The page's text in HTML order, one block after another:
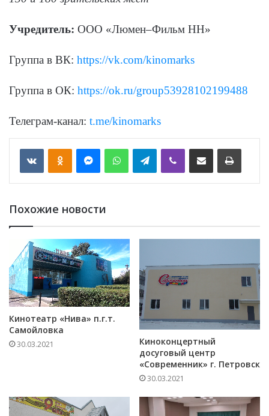
Учредитель: ООО «Люмен–Фильм НН»
Группа в ВК: https://vk.com/kinomarks
Группа в ОК: https://ok.ru/group53928102199488
Телеграм-канал: t.me/kinomarks
VKontakte WhatsApp Telegram
Похожие новости
Кинотеатр «Нива» п.г.т.
Самойловка
30.03.2021
Киноконцертный
досуговый центр
«Современник» г. Петровск
30.03.2021